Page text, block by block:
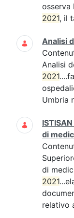
osserva
2021, il
Analisi
Analisi
2021
Umbria
di
di
2021
relativo